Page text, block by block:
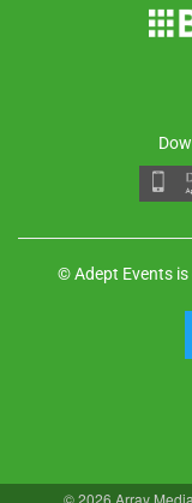
© Adept Events is